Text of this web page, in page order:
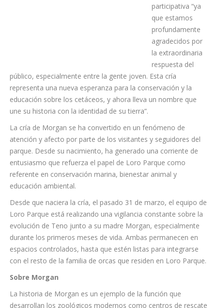
positivo de esta
campaña
participativa “ya
que estamos
profundamente
agradecidos por
la extraordinaria
respuesta del
público, especialmente entre la gente joven. Esta cría
representa una nueva esperanza para la conservación y la
educación sobre los cetáceos, y ahora lleva un nombre que
une su historia con la identidad de su tierra”.
La cría de Morgan se ha convertido en un fenómeno de
atención y afecto por parte de los visitantes y seguidores del
parque. Desde su nacimiento, ha generado una corriente de
entusiasmo que refuerza el papel de Loro Parque como
referente en conservación marina, bienestar animal y
educación ambiental.
Desde que naciera la cría, el pasado 31 de marzo, el equipo de
Loro Parque está realizando una vigilancia constante sobre la
evolución de Teno junto a su madre Morgan, especialmente
durante los primeros meses de vida. Ambas permanecen en
espacios controlados, hasta que estén listas para integrarse
con el resto de la familia de orcas que residen en Loro Parque.
Sobre Morgan